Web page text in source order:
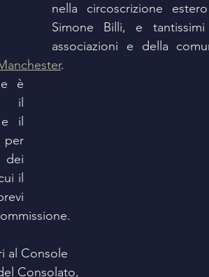
nella circoscrizione
Simone Billi, e
.
è
il
il
il
al Console
Consolato,